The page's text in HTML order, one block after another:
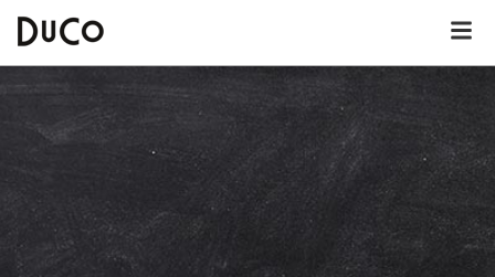
Over DuCo Deurne
Dutch English German